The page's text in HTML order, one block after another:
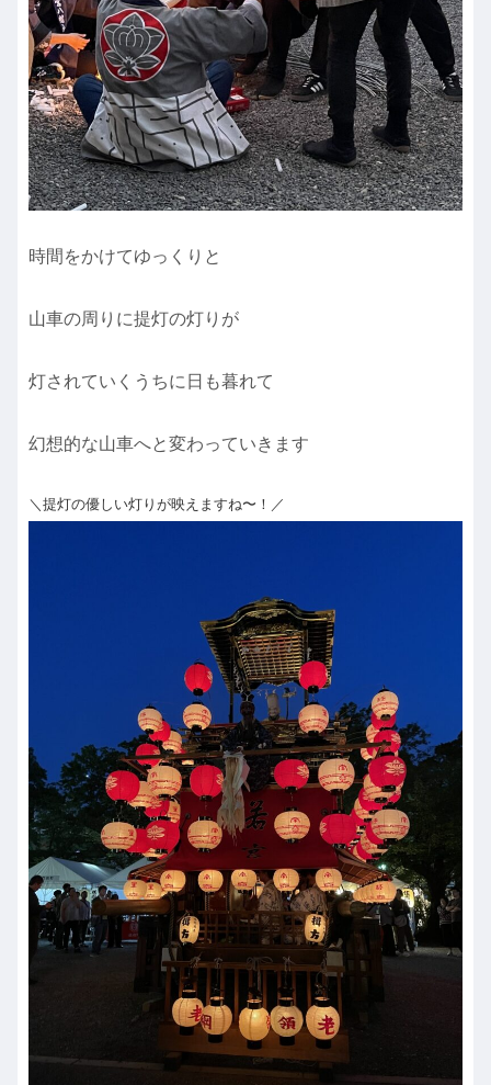
時間をかけてゆっくりと
山車の周りに提灯の灯りが
灯されていくうちに日も暮れて
幻想的な山車へと変わっていきます
＼提灯の優しい灯りが映えますね〜！／